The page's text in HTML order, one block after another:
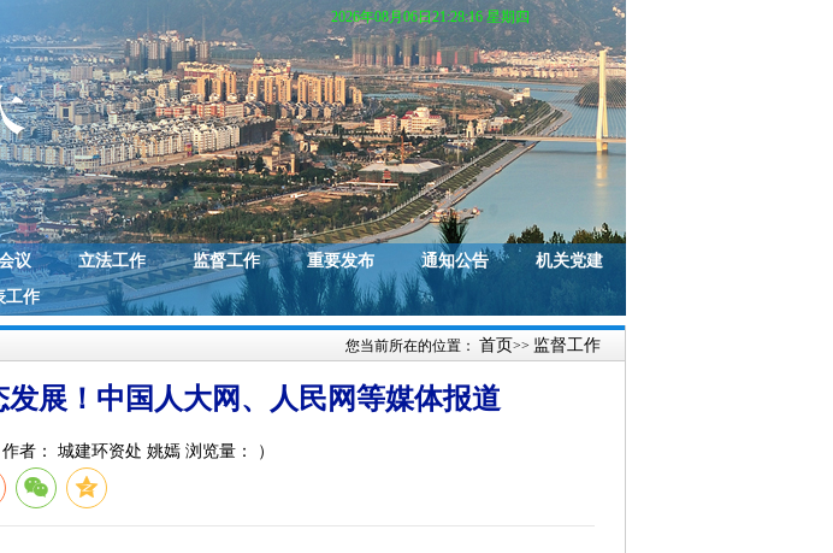
2026年08月06日21:28:17 星期四
议 立法工作 监督工作 重要发布 通知公告
机关党建
工作
您当前所在的位置： 首页>> 监督工作
展！中国人大网、人民网等媒体报道
作者： 城建环资处 姚嫣 浏览量： ）